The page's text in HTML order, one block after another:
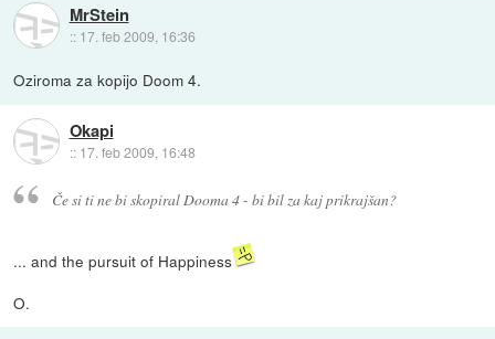
MrStein
:: 17. feb 2009, 16:36
Oziroma za kopijo Doom 4.
Okapi
:: 17. feb 2009, 16:48
Če si ti ne bi skopiral Dooma 4 - bi bil za kaj prikrajšan?
... and the pursuit of Happiness
O.